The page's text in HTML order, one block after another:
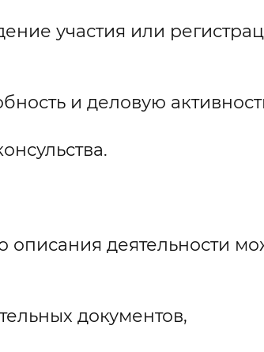
участия или
и деловую
описания деятельности
документов,